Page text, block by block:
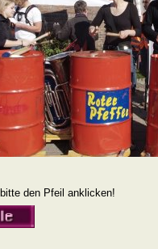
den Pfeil anklicken!